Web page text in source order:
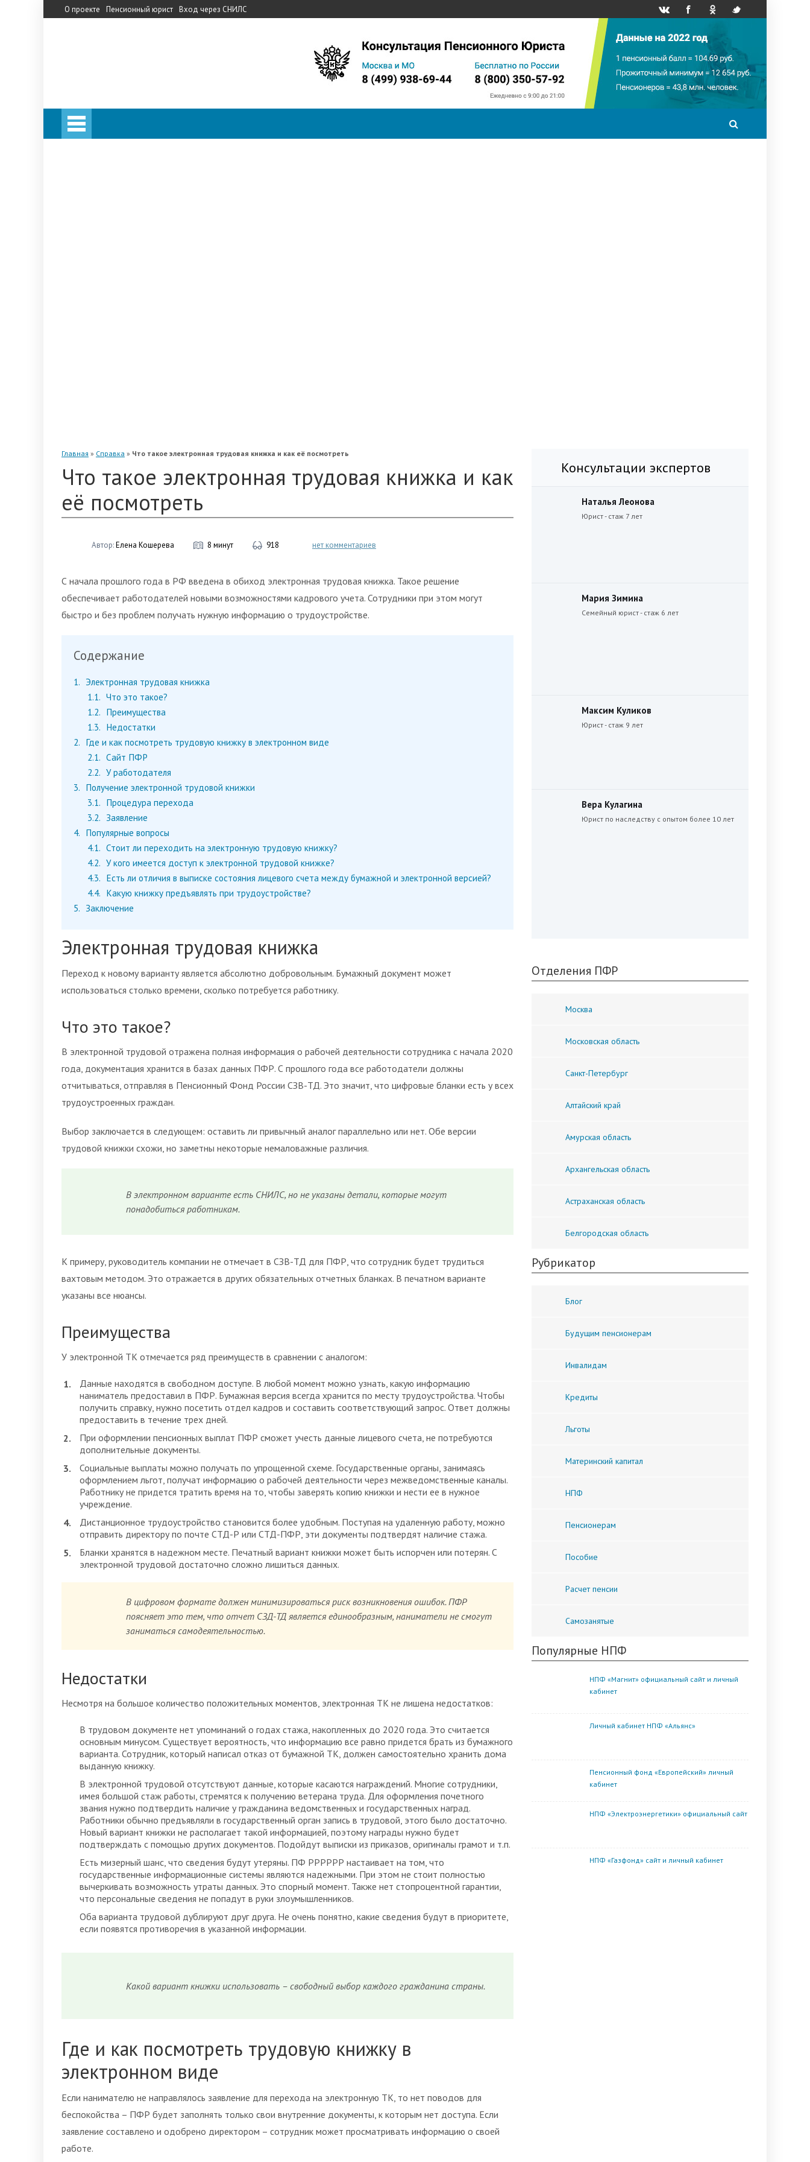
О проекте Пенсионный юрист Вход через СНИЛС
Главная » Справка » Что такое электронная трудовая книжка и как её посмотреть
Что такое электронная трудовая книжка и как
её посмотреть
Автор:Елена Кошерева 8 минут 918 нет комментариев
С начала прошлого года в РФ введена в обиход электронная трудовая книжка. Такое решение
обеспечивает работодателей новыми возможностями кадрового учета. Сотрудники при этом могут
быстро и без проблем получать нужную информацию о трудоустройстве.
Содержание
1
Электронная трудовая книжка
1.1
Что это такое?
1.2
Преимущества
1.3
Недостатки
2
Где и как посмотреть трудовую книжку в электронном виде
2.1
Сайт ПФР
2.2
У работодателя
3
Получение электронной трудовой книжки
3.1
Процедура перехода
3.2
Заявление
4
Популярные вопросы
4.1
Стоит ли переходить на электронную трудовую книжку?
4.2
У кого имеется доступ к электронной трудовой книжке?
4.3
Есть ли отличия в выписке состояния лицевого счета между бумажной и электронной версией?
4.4
Какую книжку предъявлять при трудоустройстве?
5
Заключение
Электронная трудовая книжка
Переход к новому варианту является абсолютно добровольным. Бумажный документ может
использоваться столько времени, сколько потребуется работнику.
Что это такое?
В электронной трудовой отражена полная информация о рабочей деятельности сотрудника с начала 2020
года, документация хранится в базах данных ПФР. С прошлого года все работодатели должны
отчитываться, отправляя в Пенсионный Фонд России СЗВ-ТД. Это значит, что цифровые бланки есть у всех
трудоустроенных граждан.
Выбор заключается в следующем: оставить ли привычный аналог параллельно или нет. Обе версии
трудовой книжки схожи, но заметны некоторые немаловажные различия.
В электронном варианте есть СНИЛС, но не указаны детали, которые могут
понадобиться работникам.
К примеру, руководитель компании не отмечает в СЗВ-ТД для ПФР, что сотрудник будет трудиться
вахтовым методом. Это отражается в других обязательных отчетных бланках. В печатном варианте
указаны все нюансы.
Преимущества
У электронной ТК отмечается ряд преимуществ в сравнении с аналогом:
Данные находятся в свободном доступе. В любой момент можно узнать, какую информацию
наниматель предоставил в ПФР. Бумажная версия всегда хранится по месту трудоустройства. Чтобы
получить справку, нужно посетить отдел кадров и составить соответствующий запрос. Ответ должны
предоставить в течение трех дней.
При оформлении пенсионных выплат ПФР сможет учесть данные лицевого счета, не потребуются
дополнительные документы.
Социальные выплаты можно получать по упрощенной схеме. Государственные органы, занимаясь
оформлением льгот, получат информацию о рабочей деятельности через межведомственные каналы.
Работнику не придется тратить время на то, чтобы заверять копию книжки и нести ее в нужное
учреждение.
Дистанционное трудоустройство становится более удобным. Поступая на удаленную работу, можно
отправить директору по почте СТД-Р или СТД-ПФР, эти документы подтвердят наличие стажа.
Бланки хранятся в надежном месте. Печатный вариант книжки может быть испорчен или потерян. С
электронной трудовой достаточно сложно лишиться данных.
В цифровом формате должен минимизироваться риск возникновения ошибок. ПФР
поясняет это тем, что отчет СЗД-ТД является единообразным, наниматели не смогут
заниматься самодеятельностью.
Недостатки
Несмотря на большое количество положительных моментов, электронная ТК не лишена недостатков:
В трудовом документе нет упоминаний о годах стажа, накопленных до 2020 года. Это считается
основным минусом. Существует вероятность, что информацию все равно придется брать из бумажного
варианта. Сотрудник, который написал отказ от бумажной ТК, должен самостоятельно хранить дома
выданную книжку.
В электронной трудовой отсутствуют данные, которые касаются награждений. Многие сотрудники,
имея большой стаж работы, стремятся к получению ветерана труда. Для оформления почетного
звания нужно подтвердить наличие у гражданина ведомственных и государственных наград.
Работники обычно предъявляли в государственный орган запись в трудовой, этого было достаточно.
Новый вариант книжки не располагает такой информацией, поэтому награды нужно будет
подтверждать с помощью других документов. Подойдут выписки из приказов, оригиналы грамот и т.п.
Есть мизерный шанс, что сведения будут утеряны. ПФ РРРРРР настаивает на том, что
государственные информационные системы являются надежными. При этом не стоит полностью
вычеркивать возможность утраты данных. Это спорный момент. Также нет стопроцентной гарантии,
что персональные сведения не попадут в руки злоумышленников.
Оба варианта трудовой дублируют друг друга. Не очень понятно, какие сведения будут в приоритете,
если появятся противоречия в указанной информации.
Какой вариант книжки использовать – свободный выбор каждого гражданина страны.
Где и как посмотреть трудовую книжку в
электронном виде
Если нанимателю не направлялось заявление для перехода на электронную ТК, то нет поводов для
беспокойства – ПФР будет заполнять только свои внутренние документы, к которым нет доступа. Если
заявление составлено и одобрено директором – сотрудник может просматривать информацию о своей
работе.
Консультации экспертов
Наталья Леонова
Юрист - стаж 7 лет
Мария Зимина
Семейный юрист - стаж 6 лет
Максим Куликов
Юрист - стаж 9 лет
Вера Кулагина
Юрист по наследству с опытом более 10 лет
Отделения ПФР
Москва
Московская область
Санкт-Петербург
Алтайский край
Амурская область
Архангельская область
Астраханская область
Белгородская область
Рубрикатор
Блог
Будущим пенсионерам
Инвалидам
Кредиты
Льготы
Материнский капитал
НПФ
Пенсионерам
Пособие
Расчет пенсии
Самозанятые
Популярные НПФ
НПФ «Магнит» официальный сайт и личный
кабинет
Личный кабинет НПФ «Альянс»
Пенсионный фонд «Европейский» личный
кабинет
НПФ «Электроэнергетики» официальный сайт
НПФ «Газфонд» сайт и личный кабинет